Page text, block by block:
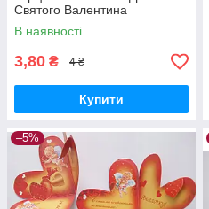
Святого Валентина
В наявності
3,80 ₴ 4 ₴
Купити
–5%